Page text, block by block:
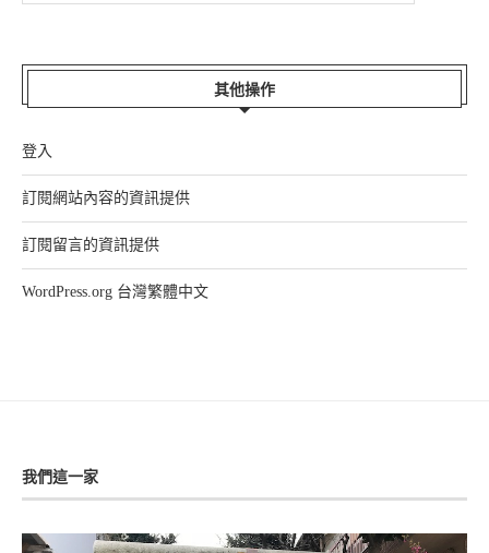
其他操作
登入
訂閱網站內容的資訊提供
訂閱留言的資訊提供
WordPress.org 台灣繁體中文
我們這一家